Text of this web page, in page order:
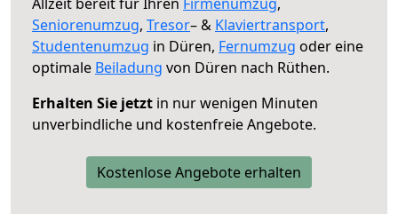
Seniorenumzug, Tresor– & Klaviertransport,
Studentenumzug in Düren, Fernumzug oder eine
optimale Beiladung von Düren nach Rüthen.
Erhalten Sie jetzt in nur wenigen Minuten
unverbindliche und kostenfreie Angebote.
Kostenlose Angebote erhalten